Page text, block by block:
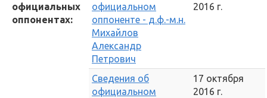
официальных
оппонентах:
официальном
оппоненте - д.ф.-м.н.
Михайлов
Александр
Петрович
2016 г.
Сведения об
официальном
17 октября
2016 г.